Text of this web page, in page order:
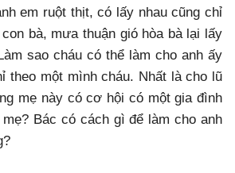
em ruột thịt, có lấy nhau cũng chỉ
bà, mưa thuận gió hòa bà lại lấy
sao cháu có thể làm cho anh ấy
theo một mình cháu. Nhất là cho lũ
mẹ này có cơ hội có một gia đình
Bác có cách gì để làm cho anh